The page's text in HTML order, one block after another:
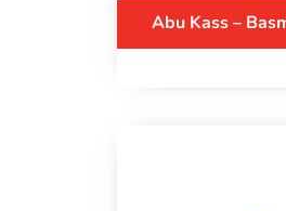
Abu Kass –